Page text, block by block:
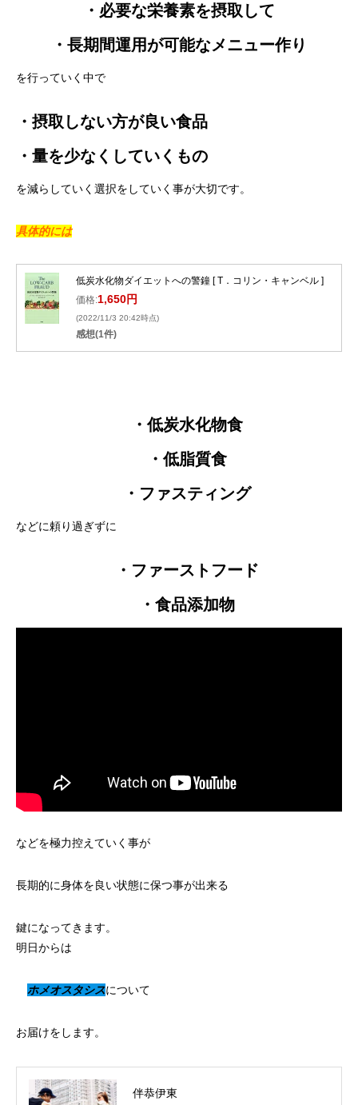
・必要な栄養素を摂取して
・長期間運用が可能なメニュー作り
を行っていく中で
・摂取しない方が良い食品
・量を少なくしていくもの
を減らしていく選択をしていく事が大切です。
具体的には
低炭水化物ダイエットへの警鐘 [ T．コリン・キャンベル ]
価格:1,650円
(2022/11/3 20:42時点)
感想(1件)
・低炭水化物食
・低脂質食
・ファスティング
などに頼り過ぎずに
・ファーストフード
・食品添加物
などを極力控えていく事が
長期的に身体を良い状態に保つ事が出来る
鍵になってきます。
明日からは
ホメオスタシスについて
お届けをします。
伴恭伊東